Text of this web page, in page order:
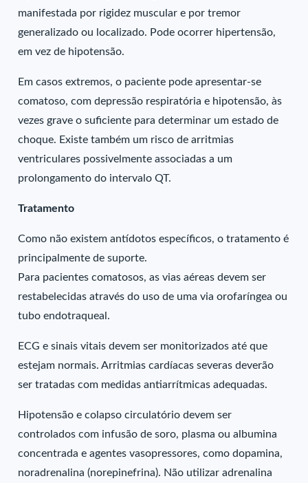
manifestada por rigidez muscular e por tremor
generalizado ou localizado. Pode ocorrer hipertensão,
em vez de hipotensão.
Em casos extremos, o paciente pode apresentar-se
comatoso, com depressão respiratória e hipotensão, às
vezes grave o suficiente para determinar um estado de
choque. Existe também um risco de arritmias
ventriculares possivelmente associadas a um
prolongamento do intervalo QT.
Tratamento
Como não existem antídotos específicos, o tratamento é
principalmente de suporte.
Para pacientes comatosos, as vias aéreas devem ser
restabelecidas através do uso de uma via orofaríngea ou
tubo endotraqueal.
ECG e sinais vitais devem ser monitorizados até que
estejam normais. Arritmias cardíacas severas deverão
ser tratadas com medidas antiarrítmicas adequadas.
Hipotensão e colapso circulatório devem ser
controlados com infusão de soro, plasma ou albumina
concentrada e agentes vasopressores, como dopamina,
noradrenalina (norepinefrina). Não utilizar adrenalina